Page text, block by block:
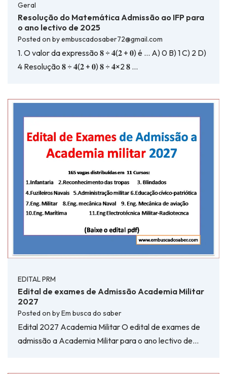
Geral
Resolução do Matemática Admissão ao IFP para
o ano lectivo de 2025
Posted on byembuscadosaber72@gmail.com
1. O valor da expressão 𝟖 ÷ 𝟒(𝟐 + 𝟎) é … A) 0 B) 1 C) 2 D)
4 Resolução 𝟖 ÷ 𝟒(𝟐 + 𝟎) 𝟖 ÷ 𝟒×2 𝟖 …
EDITAL PRM
Edital de exames de Admissão Academia Militar
2027
Posted on byEm busca do saber
Edital 2027 Academia Militar O edital de exames de
admissão a Academia Militar para o ano lectivo de…